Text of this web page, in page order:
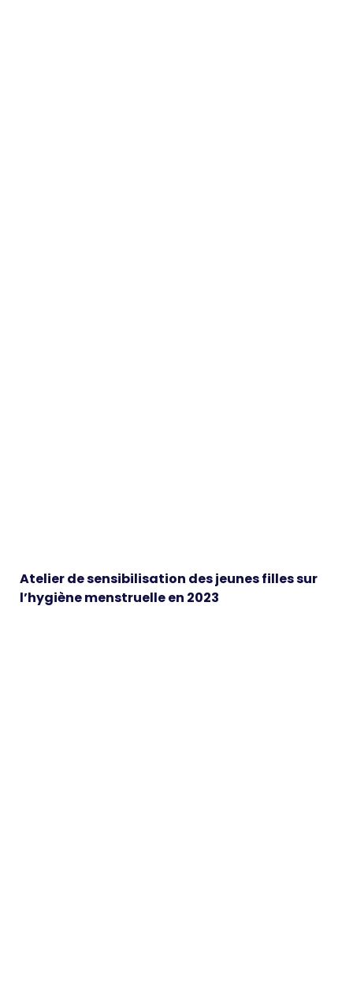
Atelier de sensibilisation des jeunes filles sur
l’hygiène menstruelle en 2023